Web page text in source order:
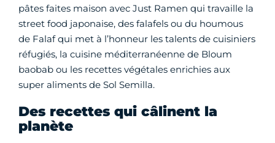
pâtes faites maison avec Just Ramen qui travaille la
street food japonaise, des falafels ou du houmous
de Falaf qui met à l’honneur les talents de cuisiniers
réfugiés, la cuisine méditerranéenne de Bloum
baobab ou les recettes végétales enrichies aux
super aliments de Sol Semilla.
Des recettes qui câlinent la
planète